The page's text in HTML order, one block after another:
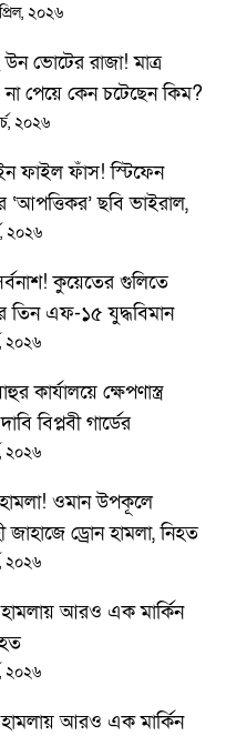
২০২৬
ভোটের রাজা! মাত্র
পেয়ে কেন চটেছেন কিম?
২০২৬
ফাইল ফাঁস! স্টিফেন
‘আপত্তিকর’ ছবি ভাইরাল,
বললো তা শুনে চোখ
২০২৬
কুয়েতের গুলিতে
তিন এফ-১৫ যুদ্ধবিমান
পাইলটরা নিরাপদে
২০২৬
কার্যালয়ে ক্ষেপণাস্ত্র
বিপ্লবী গার্ডের
২০২৬
ওমান উপকূলে
জাহাজে ড্রোন হামলা, নিহত
২০২৬
হামলায় আরও এক মার্কিন
২০২৬
হামলায় আরও এক মার্কিন